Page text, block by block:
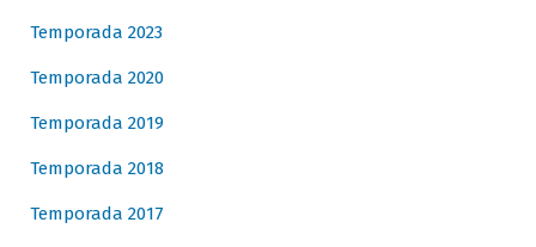
Temporada 2023
Temporada 2020
Temporada 2019
Temporada 2018
Temporada 2017